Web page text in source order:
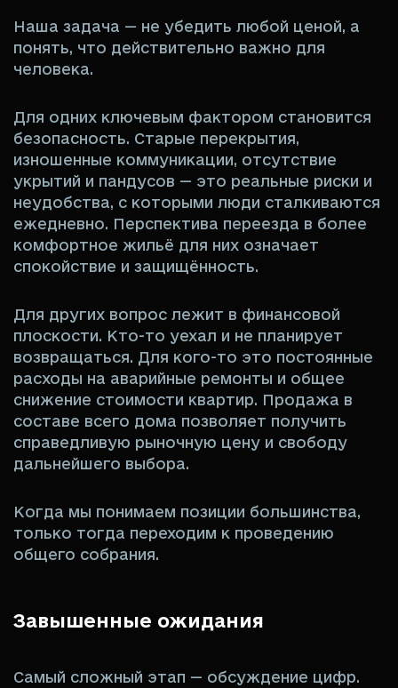
Наша задача — не убедить любой ценой, а
понять, что действительно важно для
человека.
Для одних ключевым фактором становится
безопасность. Старые перекрытия,
изношенные коммуникации, отсутствие
укрытий и пандусов — это реальные риски и
неудобства, с которыми люди сталкиваются
ежедневно. Перспектива переезда в более
комфортное жильё для них означает
спокойствие и защищённость.
Для других вопрос лежит в финансовой
плоскости. Кто-то уехал и не планирует
возвращаться. Для кого-то это постоянные
расходы на аварийные ремонты и общее
снижение стоимости квартир. Продажа в
составе всего дома позволяет получить
справедливую рыночную цену и свободу
дальнейшего выбора.
Когда мы понимаем позиции большинства,
только тогда переходим к проведению
общего собрания.
Завышенные ожидания
Самый сложный этап — обсуждение цифр.